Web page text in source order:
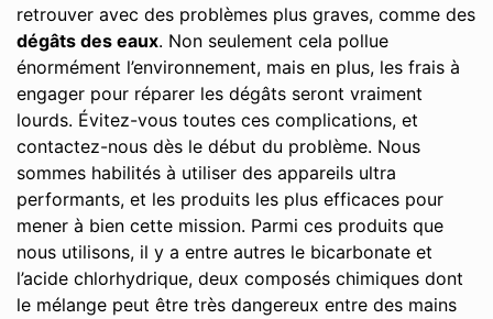
retrouver avec des problèmes plus graves, comme des
dégâts des eaux. Non seulement cela pollue
énormément l’environnement, mais en plus, les frais à
engager pour réparer les dégâts seront vraiment
lourds. Évitez-vous toutes ces complications, et
contactez-nous dès le début du problème. Nous
sommes habilités à utiliser des appareils ultra
performants, et les produits les plus efficaces pour
mener à bien cette mission. Parmi ces produits que
nous utilisons, il y a entre autres le bicarbonate et
l’acide chlorhydrique, deux composés chimiques dont
le mélange peut être très dangereux entre des mains